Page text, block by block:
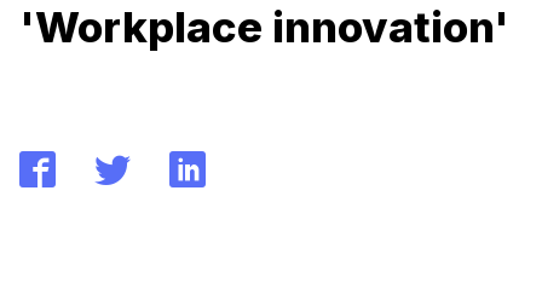
'Workplace innovation'